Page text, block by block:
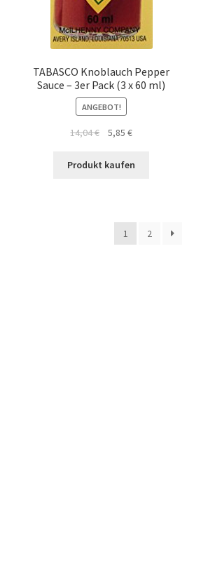
TABASCO Knoblauch Pepper
Sauce – 3er Pack (3 x 60 ml)
ANGEBOT!
14,04€ 5,85€
Produkt kaufen
1 2